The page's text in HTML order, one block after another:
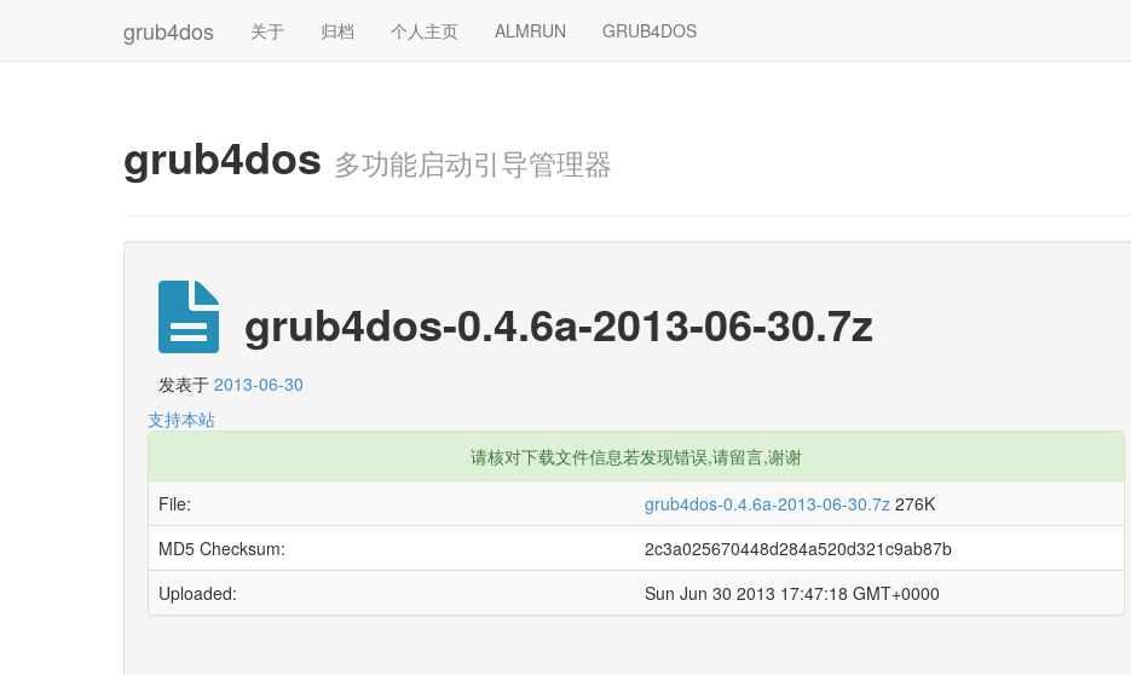
grub4dos 关于 归档 个人主页 ALMRUN GRUB4DOS
grub4dos 多功能启动引导管理器
grub4dos-0.4.6a-2013-06-30.7z
发表于 2013-06-30
支持本站
请核对下载文件信息若发现错误,请留言,谢谢
File:
grub4dos-0.4.6a-2013-06-30.7z 276K
MD5 Checksum:
2c3a025670448d284a520d321c9ab87b
Uploaded:
Sun Jun 30 2013 17:47:18 GMT+0000